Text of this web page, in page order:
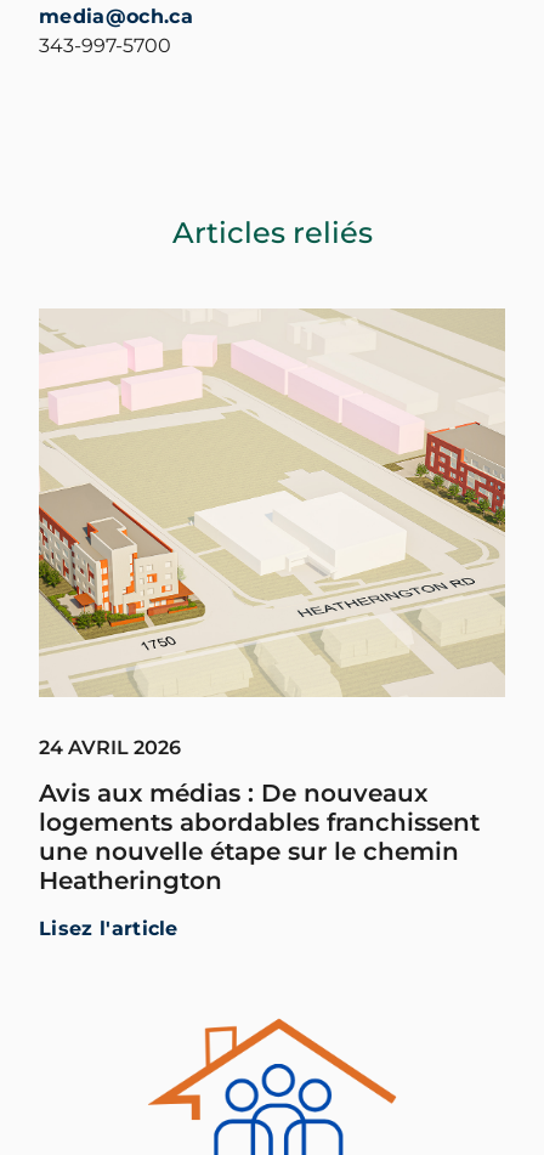
media@och.ca
343-997-5700
Articles reliés
24 AVRIL 2026
Avis aux médias : De nouveaux
logements abordables franchissent
une nouvelle étape sur le chemin
Heatherington
Lisez l'article